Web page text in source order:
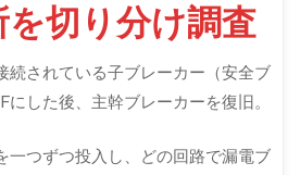
を切り分け調査
続されている子ブレーカー（安全ブ
にした後、主幹ブレーカーを復旧。
一つずつ投入し、どの回路で漏電ブ